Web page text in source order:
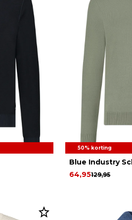
50% korting
Blue Industry
129,95
64,95